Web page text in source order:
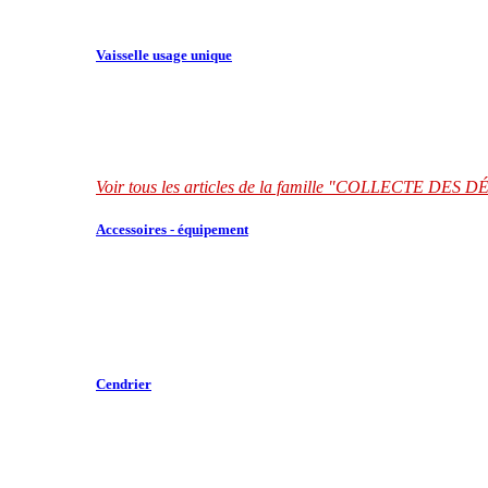
Vaisselle usage unique
Voir tous les articles de la famille "COLLECTE DES
Accessoires - équipement
Cendrier